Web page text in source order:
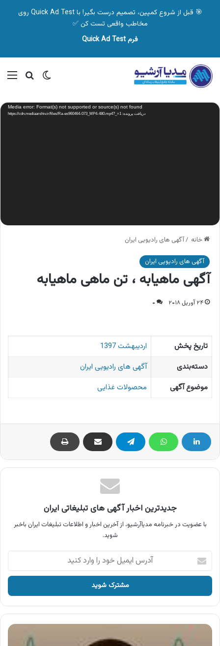
🎯 قبل از شروع کمپین، تصمیم درست بگیر! با Quick Ad Test روی
مخاطب واقعی تست کن ✅
فرم Quick Ad Test
تغییر پوسته
نمایشگر
ویدیو Media error: Format(s) not supported or source(s) not found
دریافت پرونده: https://cdn.mediaarshiv.ir/files/Ra-es960464-073_MP4-480.mp4?_=1
خانه /آگهی های رادیویی ایران
آگهی های رادیویی ایران
آگهی ماهیابه ، تن ماهی ماهیابه
۲۴ آوریل ۲۰۱۸ ۰
تاریخ پخش
اردیبهشت 1397
دسته‌بندی
آگهی های رادیویی ایران
موضوع آگهی
محصولات غذایی
جدیدترین اخبار آگهی های تبلیغاتی ایران
با عضویت در خبرنامه مدیاآرشیو، از آخرین اخبار و اطلاعات تبلیغات ایران باخبر
شوید.
آدرس
ایمیل
خود
وارد
کنید
آگهی